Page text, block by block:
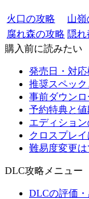
火口の攻略
山嶺
腐れ森の攻略 隠
購入前に読みたい
発売日・対
推奨スペッ
事前ダウン
予約特典と
エディショ
クロスプレ
難易度変更は
DLC攻略メニュー
DLCの評価